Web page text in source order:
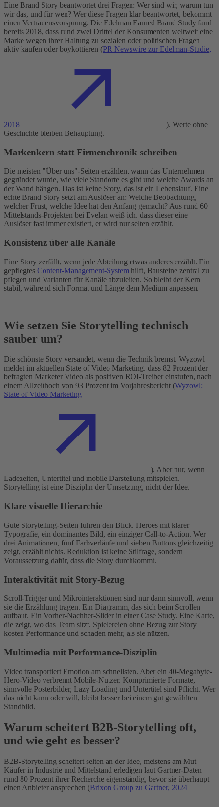
Eine Brand Story beantwortet drei Fragen: Wer sind wir, warum tun
wir das, und für wen? Wer diese Fragen klar beantwortet, bekommt
einen Vertrauensvorsprung. Die Edelman Earned Brand Study fand
bereits 2018, dass rund zwei Drittel der Konsumenten weltweit eine
Marke wegen ihrer Haltung zu sozialen oder politischen Fragen
aktiv kaufen oder boykottieren (PR Newswire zur Edelman-Studie,
2018
). Werte ohne
Geschichte bleiben Behauptung.
Markenkern statt Firmenchronik schreiben
Die meisten "Über uns"-Seiten erzählen, wann das Unternehmen
gegründet wurde, wie viele Standorte es gibt und welche Awards an
der Wand hängen. Das ist keine Story, das ist ein Lebenslauf. Eine
echte Brand Story setzt am Auslöser an: Welche Beobachtung,
welcher Frust, welche Idee hat den Anfang gemacht? Aus rund 60
Mittelstands-Projekten bei Evelan weiß ich, dass dieser eine
Auslöser fast immer existiert, er wird nur selten erzählt.
Konsistenz über alle Kanäle
Eine Story zerfällt, wenn jede Abteilung etwas anderes erzählt. Ein
gepflegtes Content-Management-System hilft, Bausteine zentral zu
pflegen und Varianten für Kanäle abzuleiten. So bleibt der Kern
stabil, während sich Format und Länge dem Medium anpassen.
Wie setzen Sie Storytelling technisch
sauber um?
Die schönste Story versandet, wenn die Technik bremst. Wyzowl
meldet im aktuellen State of Video Marketing, dass 82 Prozent der
befragten Marketer Video als positiven ROI-Treiber einstufen, nach
einem Allzeithoch von 93 Prozent im Vorjahresbericht (Wyzowl:
State of Video Marketing
). Aber nur, wenn
Ladezeiten, Untertitel und mobile Darstellung mitspielen.
Storytelling ist eine Disziplin der Umsetzung, nicht der Idee.
Klare visuelle Hierarchie
Gute Storytelling-Seiten führen den Blick. Heroes mit klarer
Typografie, ein dominantes Bild, ein einziger Call-to-Action. Wer
drei Animationen, fünf Farbverläufe und sieben Buttons gleichzeitig
zeigt, erzählt nichts. Reduktion ist keine Stilfrage, sondern
Voraussetzung dafür, dass die Story durchkommt.
Interaktivität mit Story-Bezug
Scroll-Trigger und Mikrointeraktionen sind nur dann sinnvoll, wenn
sie die Erzählung tragen. Ein Diagramm, das sich beim Scrollen
aufbaut. Ein Vorher-Nachher-Slider in einer Case Study. Eine Karte,
die zeigt, wo das Team sitzt. Spielereien ohne Bezug zur Story
kosten Performance und schaden mehr, als sie nützen.
Multimedia mit Performance-Disziplin
Video transportiert Emotion am schnellsten. Aber ein 40-Megabyte-
Hero-Video verbrennt Mobile-Nutzer. Komprimierte Formate,
sinnvolle Posterbilder, Lazy Loading und Untertitel sind Pflicht. Wer
das nicht kann oder will, bleibt besser bei einem gut gewählten
Standbild.
Warum scheitert B2B-Storytelling oft,
und wie geht es besser?
B2B-Storytelling scheitert selten an der Idee, meistens am Mut.
Käufer in Industrie und Mittelstand erledigen laut Gartner-Daten
rund 80 Prozent ihrer Recherche eigenständig, bevor sie überhaupt
einen Anbieter ansprechen (Brixon Group zu Gartner, 2024